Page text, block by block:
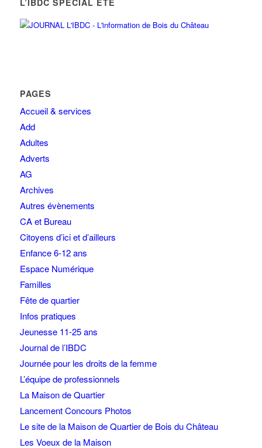
PAGES
Accueil & services
Add
Adultes
Adverts
AG
Archives
Autres évènements
CA et Bureau
Citoyens d’ici et d’ailleurs
Enfance 6-12 ans
Espace Numérique
Familles
Fête de quartier
Infos pratiques
Jeunesse 11-25 ans
Journal de l’IBDC
Journée pour les droits de la femme
L’équipe de professionnels
La Maison de Quartier
Lancement Concours Photos
Le site de la Maison de Quartier de Bois du Château
Les Voeux de la Maison